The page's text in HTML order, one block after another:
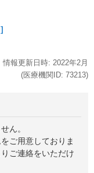
情報更新日時: 2022年2月
(医療機関ID: 73213)
ん。
ご用意しておりま
ご連絡をいただけ